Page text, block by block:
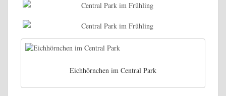
Eichhörnchen im Central Park